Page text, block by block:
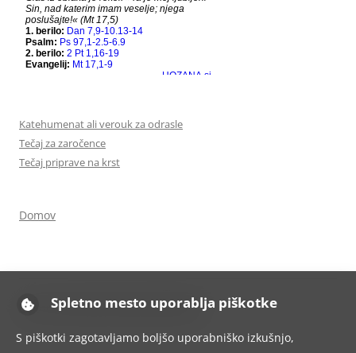
Katehumenat ali verouk za odrasle
Tečaj za zaročence
Tečaj priprave na krst
Domov
Ponosno uporablja tehnologijo WordPress
Spletno mesto uporablja piškotke
S piškotki zagotavljamo boljšo uporabniško izkušnjo,